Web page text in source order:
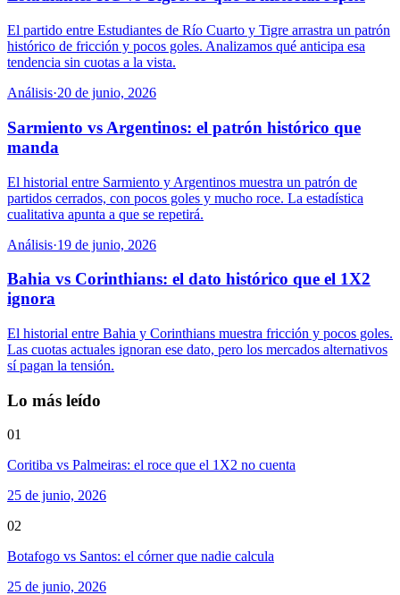
El partido entre Estudiantes de Río Cuarto y Tigre arrastra un patrón
histórico de fricción y pocos goles. Analizamos qué anticipa esa
tendencia sin cuotas a la vista.
Análisis·20 de junio, 2026
Sarmiento vs Argentinos: el patrón histórico que
manda
El historial entre Sarmiento y Argentinos muestra un patrón de
partidos cerrados, con pocos goles y mucho roce. La estadística
cualitativa apunta a que se repetirá.
Análisis·19 de junio, 2026
Bahia vs Corinthians: el dato histórico que el 1X2
ignora
El historial entre Bahia y Corinthians muestra fricción y pocos goles.
Las cuotas actuales ignoran ese dato, pero los mercados alternativos
sí pagan la tensión.
Lo más leído
01
Coritiba vs Palmeiras: el roce que el 1X2 no cuenta
25 de junio, 2026
02
Botafogo vs Santos: el córner que nadie calcula
25 de junio, 2026